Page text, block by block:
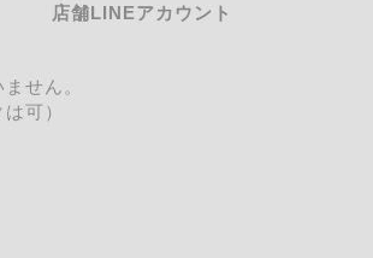
店舗LINEアカウント
せん。
可）